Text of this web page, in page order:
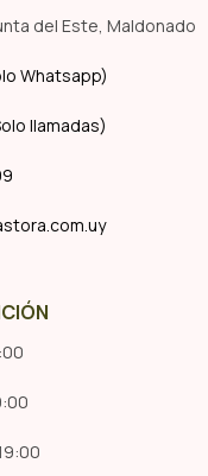
del Este, Maldonado
Whatsapp)
llamadas)